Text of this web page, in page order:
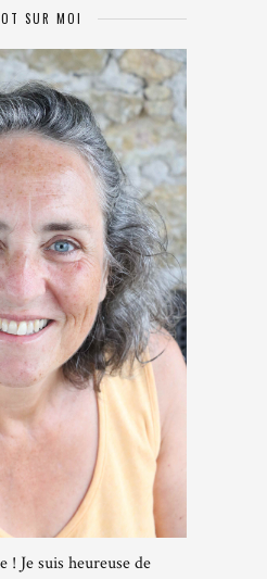
SUR MOI
! Je suis heureuse de